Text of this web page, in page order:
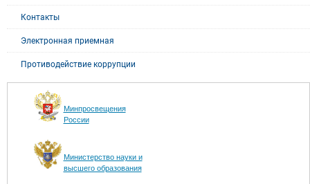
Контакты
Электронная приемная
Противодействие коррупции
Минпросвещения
России
Министерство науки и
высшего образования